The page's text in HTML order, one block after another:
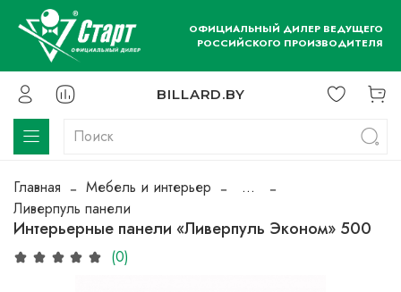
ОФИЦИАЛЬНЫЙ ДИЛЕР ВЕДУЩЕГО
РОССИЙСКОГО ПРОИЗВОДИТЕЛЯ
BILLARD.BY
Главная Мебель и интерьер
...
Ливерпуль панели
Интерьерные панели «Ливерпуль Эконом» 500
(0)